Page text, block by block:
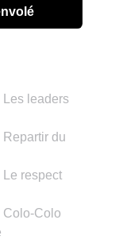
leaders
du
respect
Colo-Colo